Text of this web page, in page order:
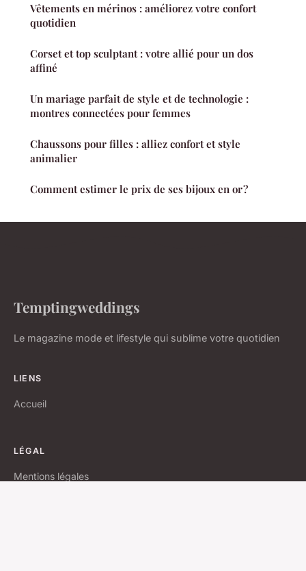
Vêtements en mérinos : améliorez votre confort
quotidien
Corset et top sculptant : votre allié pour un dos
affiné
Un mariage parfait de style et de technologie :
montres connectées pour femmes
Chaussons pour filles : alliez confort et style
animalier
Comment estimer le prix de ses bijoux en or ?
Temptingweddings
Le magazine mode et lifestyle qui sublime votre quotidien
LIENS
Accueil
LÉGAL
Mentions légales